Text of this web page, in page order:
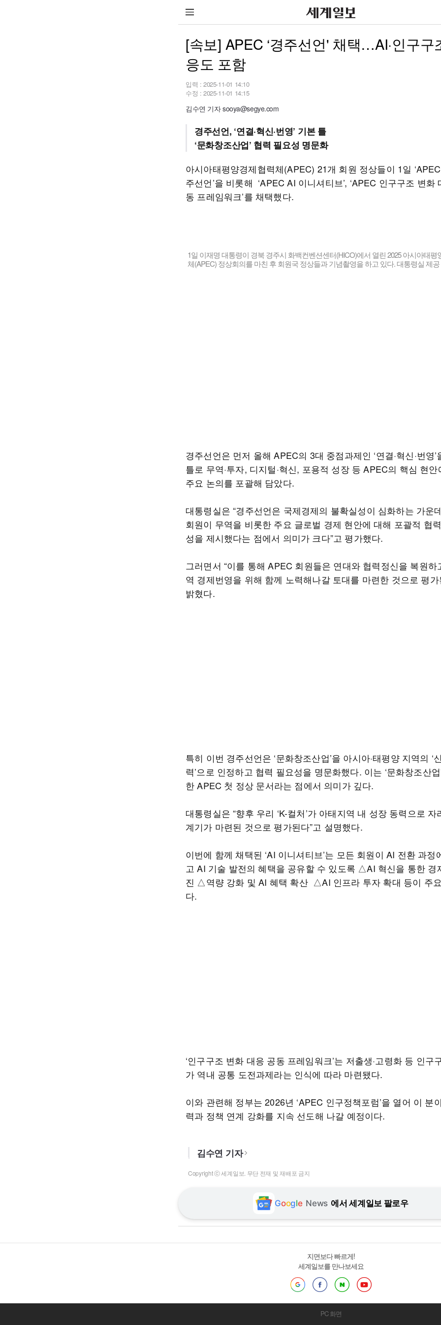
[속보] APEC ‘경주선언' 채택…AI·인구구
응도 포함
입력 : 2025-11-01 14:10
수정 : 2025-11-01 14:15
김수연 기자 sooya@segye.com
경주선언, ‘연결·혁신·번영’ 기본 틀
‘문화창조산업’ 협력 필요성 명문화
아시아태평양경제협력체(APEC) 21개 회원 정상들이 1일
주선언’을 비롯해 ‘APEC AI 이니셔티브’, ‘APEC 인구구조 변화
동 프레임워크’를 채택했다.
1일 이재명 대통령이 경북 경주시 화백컨벤션센터(HICO)에서 열린 2025 아시아태평
체(APEC) 정상회의를 마친 후 회원국 정상들과 기념촬영을 하고 있다. 대통령실 제공
경주선언은 먼저 올해 APEC의 3대 중점과제인 ‘연결·혁신·번영’
틀로 무역·투자, 디지털·혁신, 포용적 성장 등 APEC의 핵심 현안
주요 논의를 포괄해 담았다.
대통령실은 “경주선언은 국제경제의 불확실성이 심화하는 가운
회원이 무역을 비롯한 주요 글로벌 경제 현안에 대해 포괄적 협
성을 제시했다는 점에서 의미가 크다”고 평가했다.
그러면서 “이를 통해 APEC 회원들은 연대와 협력정신을 복원하
역 경제번영을 위해 함께 노력해나갈 토대를 마련한 것으로 평가
밝혔다.
특히 이번 경주선언은 ‘문화창조산업’을 아시아·태평양 지역의 ‘
력’으로 인정하고 협력 필요성을 명문화했다. 이는 ‘문화창조산업
한 APEC 첫 정상 문서라는 점에서 의미가 깊다.
대통령실은 “향후 우리 ‘K-컬처’가 아태지역 내 성장 동력으로 자
계기가 마련된 것으로 평가된다”고 설명했다.
이번에 함께 채택된 ‘AI 이니셔티브’는 모든 회원이 AI 전환 과정
고 AI 기술 발전의 혜택을 공유할 수 있도록 △AI 혁신을 통한 경
진 △역량 강화 및 AI 혜택 확산 △AI 인프라 투자 확대 등이 주
다.
‘인구구조 변화 대응 공동 프레임워크’는 저출생·고령화 등 인구
가 역내 공통 도전과제라는 인식에 따라 마련됐다.
이와 관련해 정부는 2026년 ‘APEC 인구정책포럼’을 열어 이 분
력과 정책 연계 강화를 지속 선도해 나갈 예정이다.
김수연 기자
Copyright ⓒ 세계일보. 무단 전재 및 재배포 금지
Google News 에서 세계일보 팔로우
지면보다 빠르게!
세계일보를 만나보세요
PC 화면